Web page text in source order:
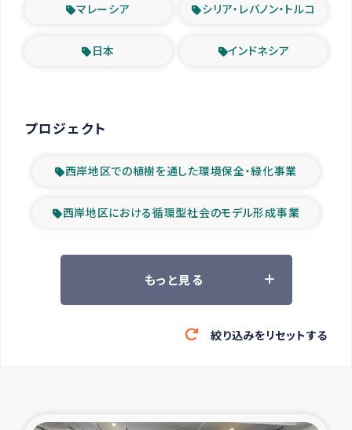
マレーシア シリア・レバノン・トルコ
日本 インドネシア
プロジェクト
西岸地区での植樹を通した環境保全・緑化事業
西岸地区における循環型社会のモデル形成事業
ツアー参加者の声
緊急救援の時代
東ティモール豪雨緊急支援
もっと見る
絞り込みをリセットする